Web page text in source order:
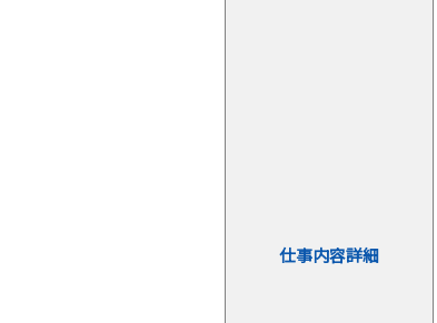
仕事内容詳細